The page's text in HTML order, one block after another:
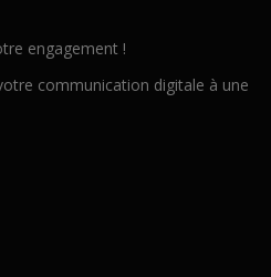
engagement !
communication digitale à une